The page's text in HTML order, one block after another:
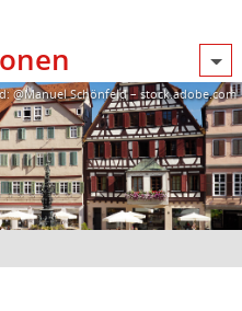
@Manuel Schönfeld – stock.adobe.com